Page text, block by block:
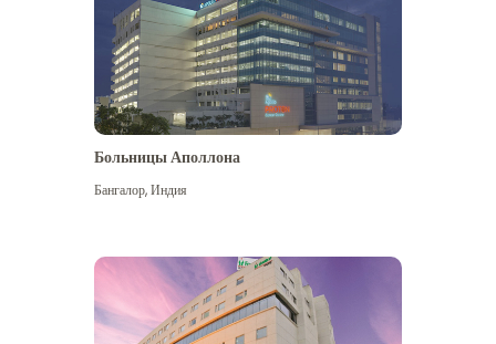
Посмотреть больше
Больницы Аполлона
Бангалор,Индия